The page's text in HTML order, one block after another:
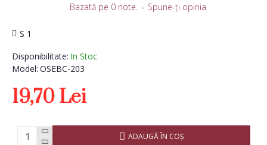
Disponibilitate: In Stoc
Model: OSEBC-203
S 1
Bazată pe 0 note. - Spune-ţi opinia
19,70 Lei
ADAUGĂ ÎN COŞ